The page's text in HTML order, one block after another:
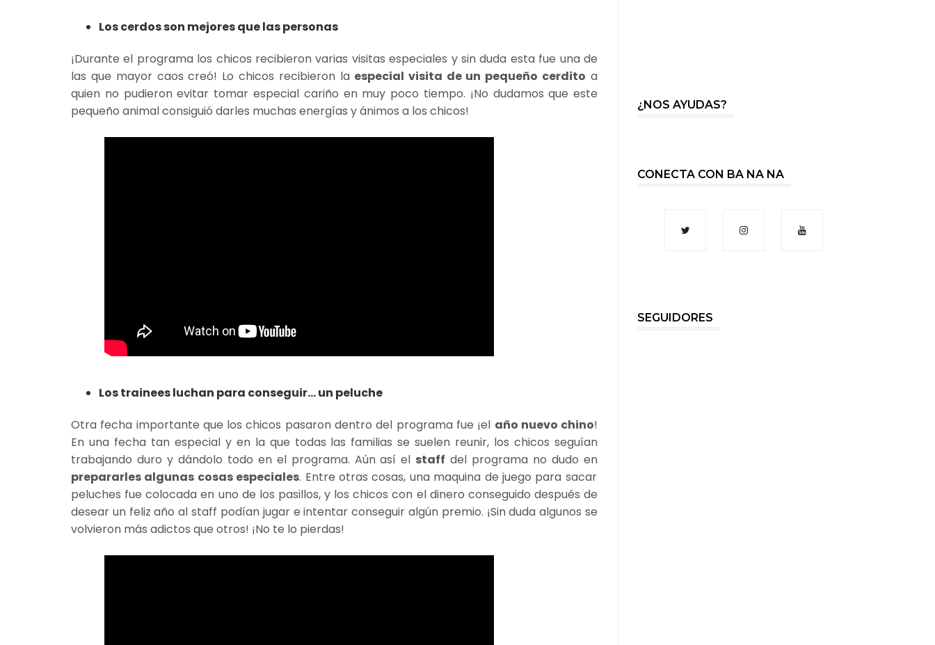
Los cerdos son mejores que las personas
¡Durante el programa los chicos recibieron varias visitas especiales y sin duda esta fue una de
las que mayor caos creó! Lo chicos recibieron laespecial visita de un pequeño cerdito a
quien no pudieron evitar tomar especial cariño en muy poco tiempo. ¡No dudamos que este
pequeño animal consiguió darles muchas energías y ánimos a los chicos!
Los trainees luchan para conseguir... un peluche
Otra fecha importante que los chicos pasaron dentro del programa fue ¡el año nuevo chino!
En una fecha tan especial y en la que todas las familias se suelen reunir, los chicos seguían
trabajando duro y dándolo todo en el programa. Aún así el staff del programa no dudo en
prepararles algunas cosas especiales. Entre otras cosas, una maquina de juego para sacar
peluches fue colocada en uno de los pasillos, y los chicos con el dinero conseguido después de
desear un feliz año al staff podían jugar e intentar conseguir algún premio. ¡Sin duda algunos se
volvieron más adictos que otros! ¡No te lo pierdas!
¿NOS AYUDAS?
CONECTA CON BA NA NA
SEGUIDORES